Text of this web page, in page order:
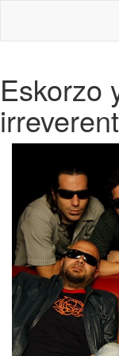
Eskorzo